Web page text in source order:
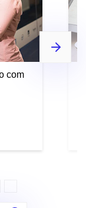
com